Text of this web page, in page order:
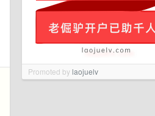
Promoted bylaojuelv